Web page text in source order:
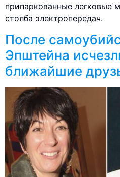
припаркованные легковые
столба электропередач.
После
Эпштейна
ближайшие